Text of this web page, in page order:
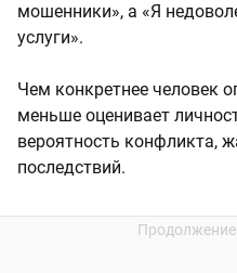
мошенники», а «Я
услуги».
Чем конкретнее человек
меньше оценивает
вероятность конфликта,
последствий.